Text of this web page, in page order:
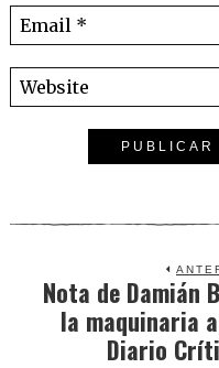
Nota de Damián
la maquinaria
Diario